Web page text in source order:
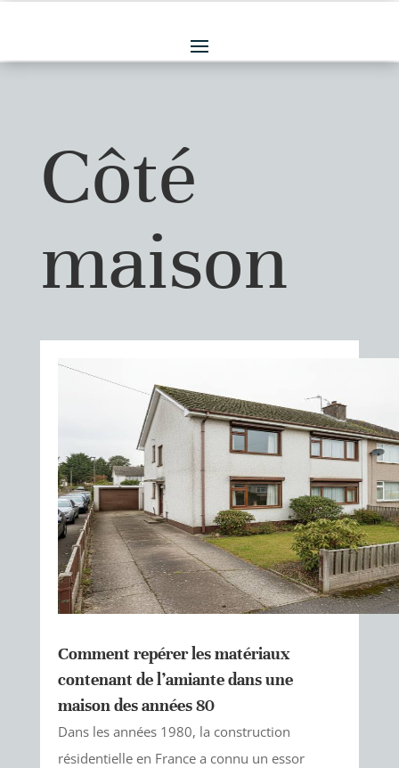
Côté
maison
Comment repérer les matériaux
contenant de l’amiante dans une
maison des années 80
Dans les années 1980, la construction
résidentielle en France a connu un essor